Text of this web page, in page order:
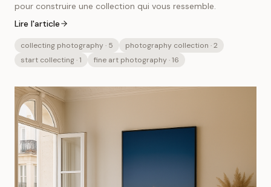
pour construire une collection qui vous ressemble.
Lire l'article
collecting photography· 5 photography collection · 2
start collecting· 1 fine art photography· 16